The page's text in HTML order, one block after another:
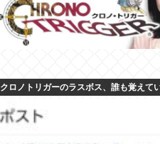
クロノトリガーのラスボス、誰も覚えて